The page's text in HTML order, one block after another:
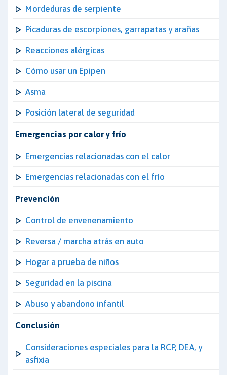
Mordeduras de serpiente
Picaduras de escorpiones, garrapatas y arañas
Reacciones alérgicas
Cómo usar un Epipen
Asma
Posición lateral de seguridad
Emergencias por calor y frío
Emergencias relacionadas con el calor
Emergencias relacionadas con el frío
Prevención
Control de envenenamiento
Reversa / marcha atrás en auto
Hogar a prueba de niños
Seguridad en la piscina
Abuso y abandono infantil
Conclusión
Consideraciones especiales para la RCP, DEA, y
asfixia